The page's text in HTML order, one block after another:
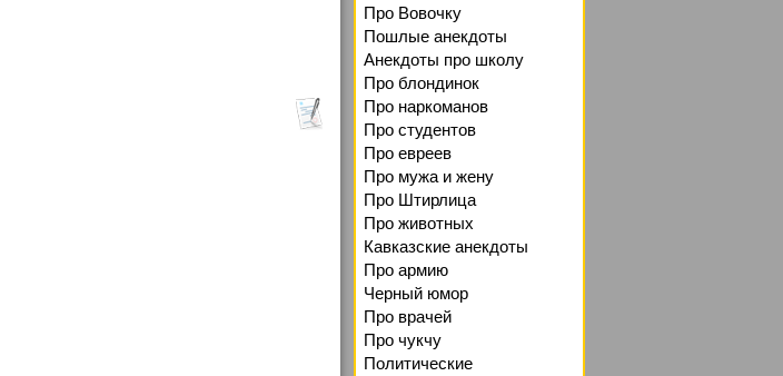
Про Вовочку
Пошлые анекдоты
Анекдоты про школу
Про блондинок
Про наркоманов
Про студентов
Про евреев
Про мужа и жену
Про Штирлица
Про животных
Кавказские анекдоты
Про армию
Черный юмор
Про врачей
Про чукчу
Политические